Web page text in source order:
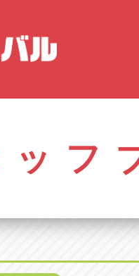
アップル
柏井町4-43-1
中央店
ッフ